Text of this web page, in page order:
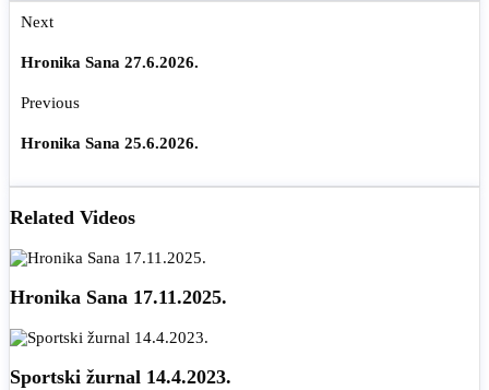
Next
Hronika Sana 27.6.2026.
Previous
Hronika Sana 25.6.2026.
Related Videos
Hronika Sana 17.11.2025.
Sportski žurnal 14.4.2023.